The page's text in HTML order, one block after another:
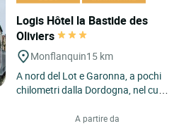
Logis Hôtel la Bastide des
Oliviers
Monflanquin15 km
A nord del Lot e Garonna, a pochi
chilometri dalla Dordogna, nel cuore
Monflanquin, uno dei...
A partire da